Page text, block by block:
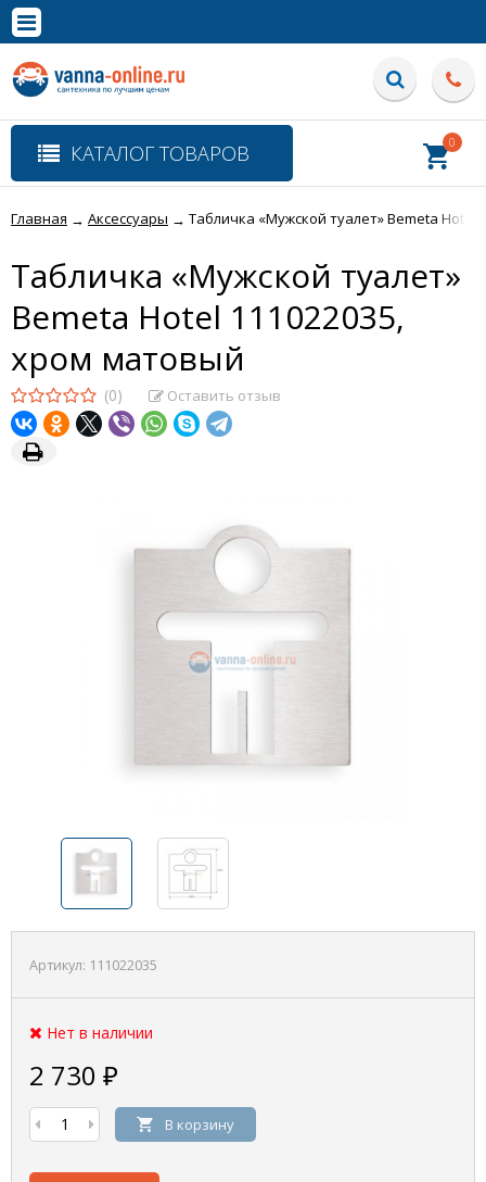
Полная версия сайта
КАТАЛОГ ТОВАРОВ 0
Главная → Аксессуары → Табличка «Мужской туалет» Bemeta Hotel
Табличка «Мужской туалет»
Bemeta Hotel 111022035,
хром матовый
(0) Оставить отзыв
Артикул: 111022035
Нет в наличии
2 730 ₽
В корзину